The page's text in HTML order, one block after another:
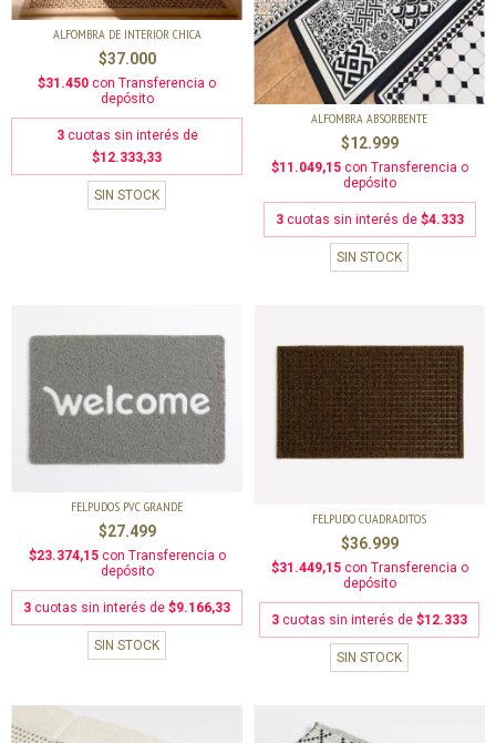
ALFOMBRA DE INTERIOR CHICA
$37.000
$31.450 con Transferencia o
depósito
3 cuotas sin interés de
$12.333,33
SIN STOCK
ALFOMBRA ABSORBENTE
$12.999
$11.049,15 con Transferencia o
depósito
3 cuotas sin interés de $4.333
SIN STOCK
FELPUDOS PVC GRANDE
$27.499
$23.374,15 con Transferencia o
depósito
3 cuotas sin interés de $9.166,33
SIN STOCK
FELPUDO CUADRADITOS
$36.999
$31.449,15 con Transferencia o
depósito
3 cuotas sin interés de $12.333
SIN STOCK